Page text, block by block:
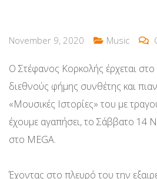
November 9, 2020 Music
O Στέφανος Κορκολής έρχεται
διεθνούς φήμης συνθέτης και
«Μουσικές Ιστορίες» του με
έχουμε αγαπήσει, το Σάββατο 14
στο MEGA.
Έχοντας στο πλευρό του την